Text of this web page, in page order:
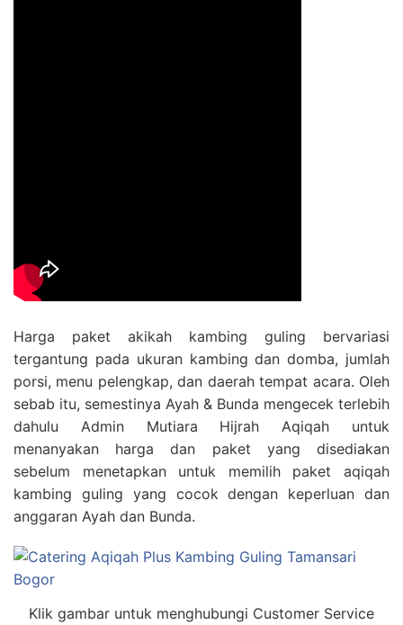
Harga paket akikah kambing guling bervariasi
tergantung pada ukuran kambing dan domba, jumlah
porsi, menu pelengkap, dan daerah tempat acara. Oleh
sebab itu, semestinya Ayah & Bunda mengecek terlebih
dahulu Admin Mutiara Hijrah Aqiqah untuk
menanyakan harga dan paket yang disediakan
sebelum menetapkan untuk memilih paket aqiqah
kambing guling yang cocok dengan keperluan dan
anggaran Ayah dan Bunda.
Klik gambar untuk menghubungi Customer Service